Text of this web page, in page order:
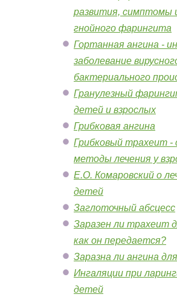
развития, симптомы
гнойного фарингита
Гортанная ангина -
заболевание
бактериального
Гранулезный
детей и взрослых
Грибковая ангина
Грибковый трахеит
методы лечения у
Е.О. Комаровский о
детей
Заглоточный абсцесс
Заразен ли трахеит
как он передается?
Заразна ли ангина
Ингаляции при
детей